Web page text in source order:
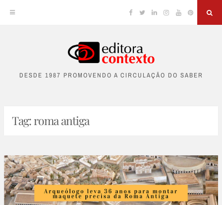
content
Facebook
TwitterLinkedinInstagram
YouTubePinterest
DESDE 1987 PROMOVENDO A CIRCULAÇÃO DO SABER
Tag:roma antiga